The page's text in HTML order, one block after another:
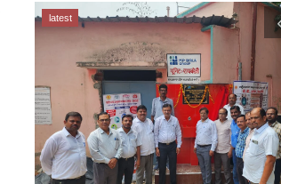
latest